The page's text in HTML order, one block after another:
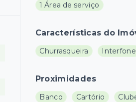
1 Área de serviço
Características do
Churrasqueira Interfone
Proximidades
Banco Cartório